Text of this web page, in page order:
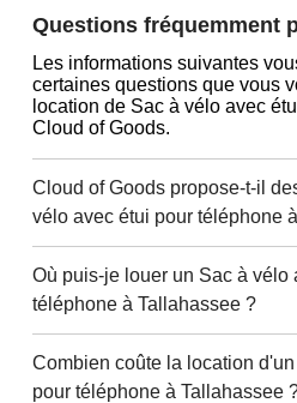
Questions fréquemment
Les informations suivantes
certaines questions que vous
location de Sac à vélo avec
Cloud of Goods.
Cloud of Goods propose-t-il
vélo avec étui pour téléphone
Où puis-je louer un Sac à vélo
téléphone à Tallahassee ?
Combien coûte la location
pour téléphone à Tallahassee